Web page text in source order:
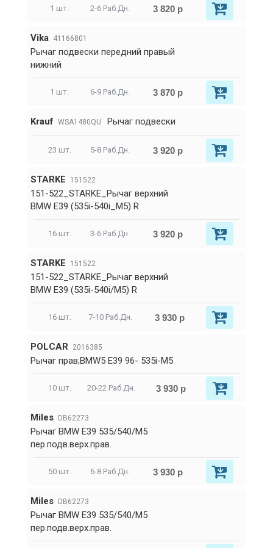
1 шт. 2-6 Раб.Дн. 3 820 р
Vika 41166801
Рычаг подвески передний правый
нижний
1 шт. 6-9 Раб.Дн. 3 870 р
Krauf WSA1480QU Рычаг подвески
23 шт. 5-8 Раб.Дн. 3 920 р
STARKE 151522
151-522_STARKE_Рычаг верхний
BMW E39 (535i-540i_M5) R
16 шт. 3-6 Раб.Дн. 3 920 р
STARKE 151522
151-522_STARKE_Рычаг верхний
BMW E39 (535i-540i/M5) R
16 шт. 7-10 Раб.Дн. 3 930 р
POLCAR 2016385
Рычаг прав;BMW5 E39 96- 535i-M5
10 шт. 20-22 Раб.Дн. 3 930 р
Miles DB62273
Рычаг BMW E39 535/540/M5
пер.подв.верх.прав.
50 шт. 6-8 Раб.Дн. 3 930 р
Miles DB62273
Рычаг BMW E39 535/540/M5
пер.подв.верх.прав.